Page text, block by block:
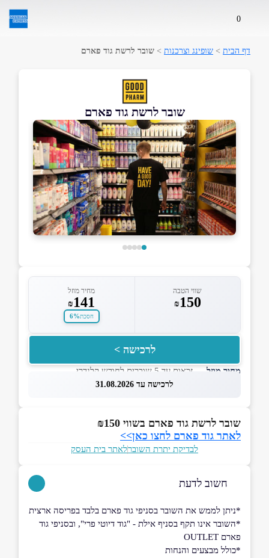
0
דף הבית > שופינג וצרכנות > שובר לרשת גוד פארם
שובר לרשת גוד פארם
שווי הטבה
₪ 150
מחיר מוזל
₪ 141
חסכת6%
לרכישה >
מחיר מוזל— זכאות עד 5 שוברים לחודש קלנדרי
לרכישה עד 31.08.2026
שובר לרשת גוד פארם בשווי ₪150
לאתר גוד פארם לחצו כאן>>
לבדיקת יתרת השוברלאתר בית העסק
חשוב לדעת
*ניתן לממש את השובר בסניפי גוד פארם בלבד בפריסה ארצית
*השובר אינו תקף בסניף אילת - "גוד דיוטי פרי", ובסניפי גוד
פארם OUTLET
*כולל מבצעים והנחות